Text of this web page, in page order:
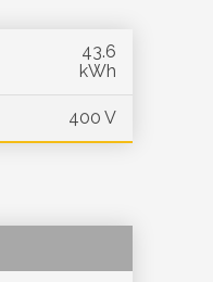
43.6
kWh
400 V